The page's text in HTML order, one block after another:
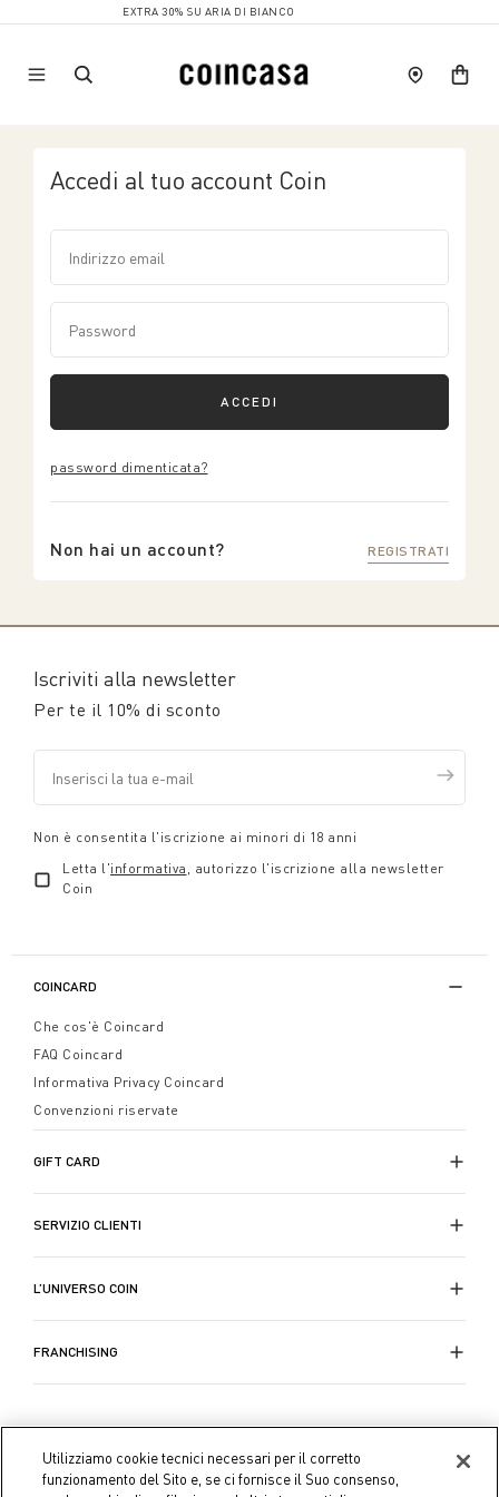
EXTRA 30% SU ARIA DI BIANCO
Accedi al tuo account Coin
ACCEDI
password dimenticata?
Non hai un account? REGISTRATI
Iscriviti alla newsletter
Per te il 10% di sconto
Non è consentita l'iscrizione ai minori di 18 anni
Letta l'informativa , autorizzo l'iscrizione alla newsletter
Coin
COINCARD
Che cos'è Coincard
FAQ Coincard
Informativa Privacy Coincard
Convenzioni riservate
GIFT CARD
SERVIZIO CLIENTI
L’UNIVERSO COIN
FRANCHISING
Utilizziamo cookie tecnici necessari per il corretto
funzionamento del Sito e, se ci fornisce il Suo consenso,